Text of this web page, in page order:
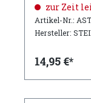
zur Zeit
Artikel-Nr.:
Hersteller:
14,95 €*